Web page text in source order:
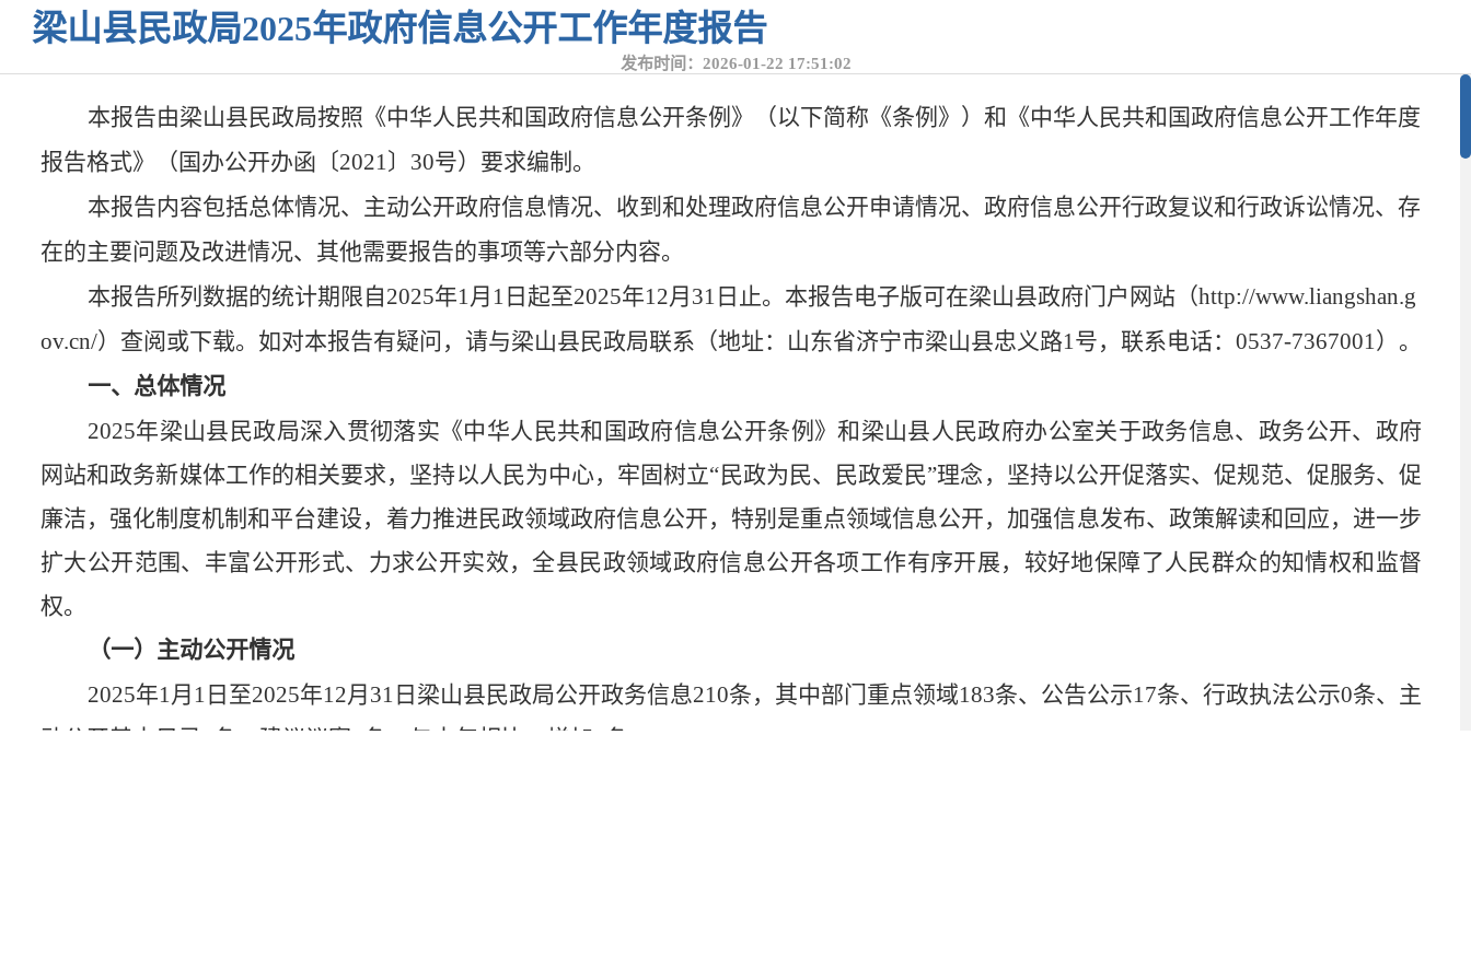
梁山县民政局2025年政府信息公开工作年度报告
发布时间：2026-01-22 17:51:02
本报告由梁山县民政局按照《中华人民共和国政府信息公开条例》（以下简称《条例》）和《中华人民共和国政府信息公开工作年度
报告格式》（国办公开办函〔2021〕30号）要求编制。
本报告内容包括总体情况、主动公开政府信息情况、收到和处理政府信息公开申请情况、政府信息公开行政复议和行政诉讼情况、存
在的主要问题及改进情况、其他需要报告的事项等六部分内容。
本报告所列数据的统计期限自2025年1月1日起至2025年12月31日止。本报告电子版可在梁山县政府门户网站（http://www.liangshan.g
ov.cn/）查阅或下载。如对本报告有疑问，请与梁山县民政局联系（地址：山东省济宁市梁山县忠义路1号，联系电话：0537-7367001）。
一、总体情况
2025年梁山县民政局深入贯彻落实《中华人民共和国政府信息公开条例》和梁山县人民政府办公室关于政务信息、政务公开、政府
网站和政务新媒体工作的相关要求，坚持以人民为中心，牢固树立“民政为民、民政爱民”理念，坚持以公开促落实、促规范、促服务、促
廉洁，强化制度机制和平台建设，着力推进民政领域政府信息公开，特别是重点领域信息公开，加强信息发布、政策解读和回应，进一步
扩大公开范围、丰富公开形式、力求公开实效，全县民政领域政府信息公开各项工作有序开展，较好地保障了人民群众的知情权和监督
权。
（一）主动公开情况
2025年1月1日至2025年12月31日梁山县民政局公开政务信息210条，其中部门重点领域183条、公告公示17条、行政执法公示0条、主
动公开基本目录1条，建议议案9条。与去年相比，增加5条。